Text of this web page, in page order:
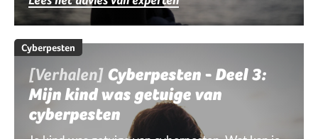
Cyberpesten
[Verhalen] Cyberpesten - Deel 3:
Mijn kind was getuige van
cyberpesten